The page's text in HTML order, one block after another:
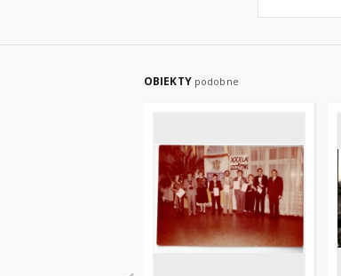
OBIEKTY podobne